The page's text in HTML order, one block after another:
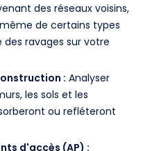
des réseaux voisins,
de certains types
ravages sur votre
: Analyser
les sols et les
ou refléteront
d'accès (AP) :